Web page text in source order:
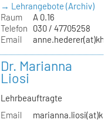
→ Lehrangebote (Archiv)
Raum
A 0.16
Telefon
030 / 47705258
Email
Dr. Marianna
Liosi
Lehrbeauftragte
Email